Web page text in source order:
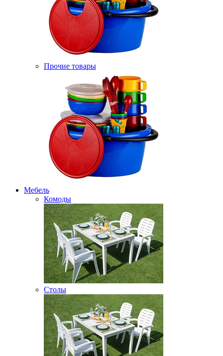
Прочие товары
Мебель
Комоды
Столы